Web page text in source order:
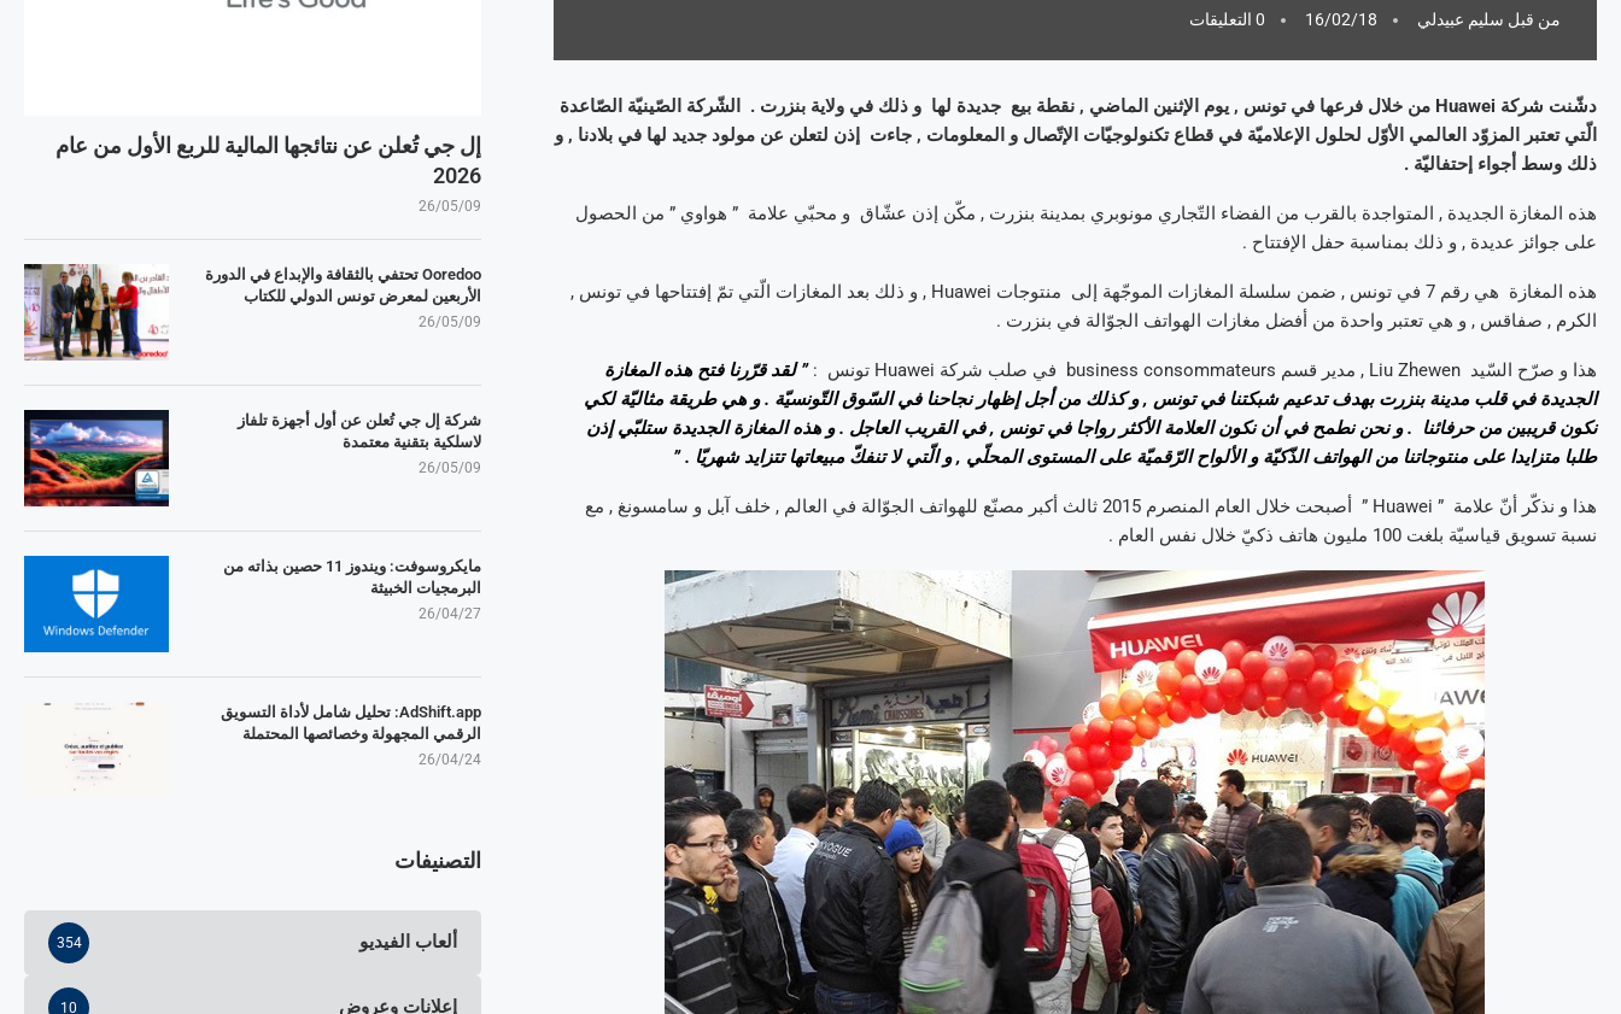
من قبل سليم عبيدلي 16/02/18 0 التعليقات
دشّنت شركة Huawei من خلال فرعها في تونس , يوم الإثنين الماضي , نقطة بيع جديدة لها و ذلك في ولاية بنزرت . الشّركة الصّينيّة الصّاعدة
الّتي تعتبر المزوّد العالمي الأوّل لحلول الإعلاميّة في قطاع تكنولوجيّات الإتّصال و المعلومات , جاءت إذن لتعلن عن مولود جديد لها في بلادنا , و
ذلك وسط أجواء إحتفاليّة .
هذه المغازة الجديدة , المتواجدة بالقرب من الفضاء التّجاري مونوبري بمدينة بنزرت , مكّن إذن عشّاق و محبّي علامة ” هواوي ” من الحصول
على جوائز عديدة , و ذلك بمناسبة حفل الإفتتاح .
هذه المغازة هي رقم 7 في تونس , ضمن سلسلة المغازات الموجّهة إلى منتوجات Huawei , و ذلك بعد المغازات الّتي تمّ إفتتاحها في تونس ,
الكرم , صفاقس , و هي تعتبر واحدة من أفضل مغازات الهواتف الجوّالة في بنزرت .
هذا و صرّح السّيد Liu Zhewen , مدير قسم business consommateurs في صلب شركة Huawei تونس :
” لقد قرّرنا فتح هذه المغازة
الجديدة في قلب مدينة بنزرت بهدف تدعيم شبكتنا في تونس , و كذلك من أجل إظهار نجاحنا في السّوق التّونسيّة . و هي طريقة مثاليّة لكي
نكون قريبين من حرفائنا . و نحن نطمح في أن نكون العلامة الأكثر رواجا في تونس , في القريب العاجل . و هذه المغازة الجديدة ستلبّي إذن
طلبا متزايدا على منتوجاتنا من الهواتف الذّكيّة و الألواح الرّقميّة على المستوى المحلّي , و الّتي لا تنفكّ مبيعاتها تتزايد شهريّا . ”
هذا و نذكّر أنّ علامة ” Huawei ” أصبحت خلال العام المنصرم 2015 ثالث أكبر مصنّع للهواتف الجوّالة في العالم , خلف آبل و سامسونغ , مع
نسبة تسويق قياسيّة بلغت 100 مليون هاتف ذكيّ خلال نفس العام .
إل جي تُعلن عن نتائجها المالية للربع الأول من عام
2026
26/05/09
Ooredoo تحتفي بالثقافة والإبداع في الدورة
الأربعين لمعرض تونس الدولي للكتاب
26/05/09
شركة إل جي تُعلن عن أول أجهزة تلفاز
لاسلكية بتقنية معتمدة
26/05/09
مايكروسوفت: ويندوز 11 حصين بذاته من
البرمجيات الخبيثة
26/04/27
AdShift.app: تحليل شامل لأداة التسويق
الرقمي المجهولة وخصائصها المحتملة
26/04/24
التصنيفات
ألعاب الفيديو 354
إعلانات وعروض 10